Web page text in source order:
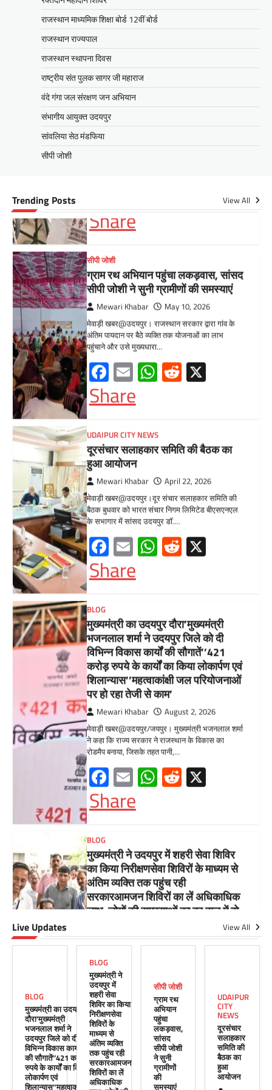
राजस्थान माध्यमिक शिक्षा बोर्ड 12वीं बोर्ड
राजस्थान राज्यपाल
राजस्थान स्थापना दिवस
राष्ट्रीय संत पुलक सागर जी महाराज
वंदे गंगा जल संरक्षण जन अभियान
संभागीय आयुक्त उदयपुर
सांवलिया सेठ मंडफिया
सीपी जोशी
Trending Posts View All
उदयपुर जयपुर 17 जून। मुख्यमंत्री भजनलाल शर्मा ने
बुधवार को उदयपुर प्रवास के दौरान उदयपुर विकास
प्राधिकरण में आयोजित शहरी…
Facebook
EmailWhatsApp
Reddit
X
Share
सीपी जोशी
ग्राम रथ अभियान पहुंचा लकड़वास, सांसद
सीपी जोशी ने सुनी ग्रामीणों की समस्याएं
Facebook
Email
Share
UDAIPUR CITY NEWS
दूरसंचार सलाहकार समिति की बैठक का
हुआ आयोजन
Mewari Khabar April 22, 2026
मेवाड़ी खबर@उदयपुर।दूर संचार सलाहकार समिति की
बैठक बुधवार को भारत संचार निगम लिमिटेड बीएसएनएल
के सभागार में सांसद उदयपुर डॉ.…
Facebook
Email
Share
BLOG
मुख्यमंत्री का उदयपुर दौरा’मुख्यमंत्री
भजनलाल शर्मा ने उदयपुर जिले को दी
विभिन्न विकास कार्यों की सौगातें’’421
करोड़ रुपये के कार्यों का किया लोकार्पण एवं
शिलान्यास’’महत्वाकांक्षी जल परियोजनाओं
पर हो रहा तेजी से काम’
Mewari Khabar
मेवाड़ी खबर@उदयपुर/जयपुर। मुख्यमंत्री भजनलाल शर्मा
ने कहा कि राज्य सरकार ने राजस्थान के विकास का
रोडमैप बनाया, जिसके तहत पानी,…
Facebook
EmailWhatsApp
Reddit
X
Share
BLOG
मुख्यमंत्री ने उदयपुर में शहरी सेवा शिविर
का किया निरीक्षणसेवा शिविरों के माध्यम से
अंतिम व्यक्ति तक पहुंच रही
सरकारआमजन शिविरों का लें अधिकाधिक
लाभ, लोगों की समस्याओं का हर हाल में हो
समाधान, अधिकारी नहीं
Mewari Khabar
उदयपुर जयपुर 17 जून। मुख्यमंत्री भजनलाल शर्मा ने
बुधवार को उदयपुर प्रवास के दौरान उदयपुर विकास
प्राधिकरण में आयोजित शहरी…
Facebook
EmailWhatsApp
Reddit
X
Share
ग्राम रथ अभियान पहुंचा लकड़वास, सांसद
Mewari Khabar
मेवाड़ी खबर@उदयपुर। राजस्थान सरकार द्वारा गांव के
अंतिम पायदान पर बैठे व्यक्ति तक योजनाओं का लाभ
पहुंचाने और उसे मुख्यधारा…
Facebook
Email
WhatsApp
Reddit
Share
Live Updates View All
BLOG
मुख्यमंत्री का उदयपुर
दौरा’मुख्यमंत्री
भजनलाल शर्मा ने
उदयपुर जिले को दी
विभिन्न विकास कार्यों
की सौगातें’’421 करोड़
रुपये के कार्यों का किया
लोकार्पण एवं
शिलान्यास’’महत्वाकांक्षी
BLOG
मुख्यमंत्री ने
उदयपुर में
शहरी सेवा
शिविर का किया
निरीक्षणसेवा
शिविरों के
माध्यम से
अंतिम व्यक्ति
तक पहुंच रही
सरकारआमजन
शिविरों का लें
अधिकाधिक
सीपी जोशी
ग्राम रथ
अभियान
पहुंचा
लकड़वास,
सांसद
सीपी जोशी
ने सुनी
ग्रामीणों
की
समस्याएं
UDAIPUR
CITY
NEWS
दूरसंचार
सलाहकार
समिति की
बैठक का
हुआ
आयोजन